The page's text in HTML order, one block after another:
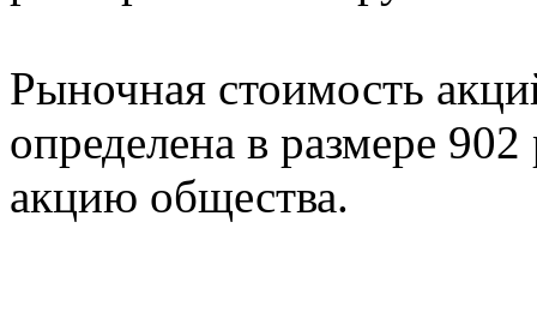
Рыночная стоимость
определена в размере
акцию общества.